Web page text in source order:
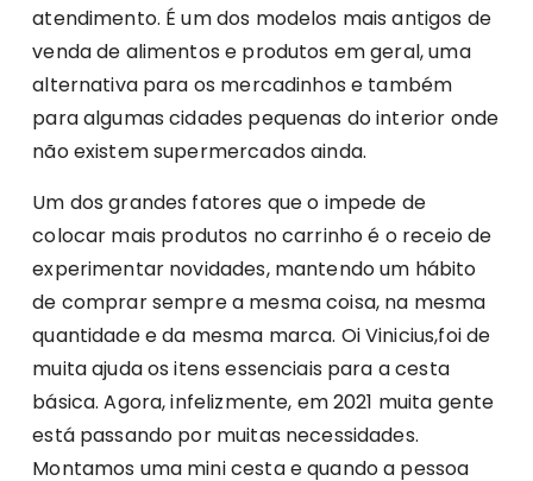
atendimento. É um dos modelos mais antigos de
venda de alimentos e produtos em geral, uma
alternativa para os mercadinhos e também
para algumas cidades pequenas do interior onde
não existem supermercados ainda.
Um dos grandes fatores que o impede de
colocar mais produtos no carrinho é o receio de
experimentar novidades, mantendo um hábito
de comprar sempre a mesma coisa, na mesma
quantidade e da mesma marca. Oi Vinicius,foi de
muita ajuda os itens essenciais para a cesta
básica. Agora, infelizmente, em 2021 muita gente
está passando por muitas necessidades.
Montamos uma mini cesta e quando a pessoa